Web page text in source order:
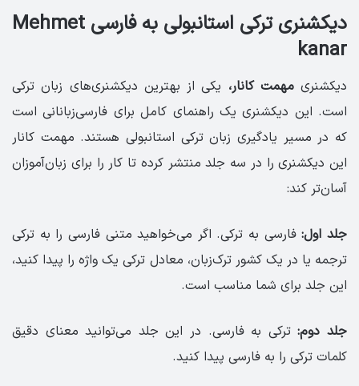
دیکشنری ترکی استانبولی به فارسی Mehmet
kanar
دیکشنریمهمت کانار، یکی از بهترین دیکشنری‌های زبان ترکی
است. این دیکشنری یک راهنمای کامل برای فارسی‌زبانانی است
که در مسیر یادگیری زبان ترکی استانبولی هستند. مهمت کانار
این دیکشنری را در سه جلد منتشر کرده تا کار را برای زبان‌آموزان
آسان‌تر کند:
جلد اول:فارسی به ترکی. اگر می‌خواهید متنی فارسی را به ترکی
ترجمه یا در یک کشور ترک‌زبان، معادل ترکی یک واژه را پیدا کنید،
این جلد برای شما مناسب است.
جلد دوم:ترکی به فارسی. در این جلد می‌توانید معنای دقیق
کلمات ترکی را به فارسی پیدا کنید.